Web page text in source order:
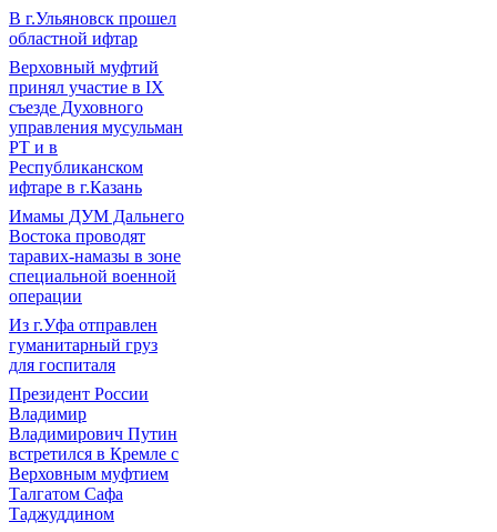
В г.Ульяновск прошел
областной ифтар
Верховный муфтий
принял участие в IХ
съезде Духовного
управления мусульман
РТ и в
Республиканском
ифтаре в г.Казань
Имамы ДУМ Дальнего
Востока проводят
таравих-намазы в зоне
специальной военной
операции
Из г.Уфа отправлен
гуманитарный груз
для госпиталя
Президент России
Владимир
Владимирович Путин
встретился в Кремле с
Верховным муфтием
Талгатом Сафа
Таджуддином